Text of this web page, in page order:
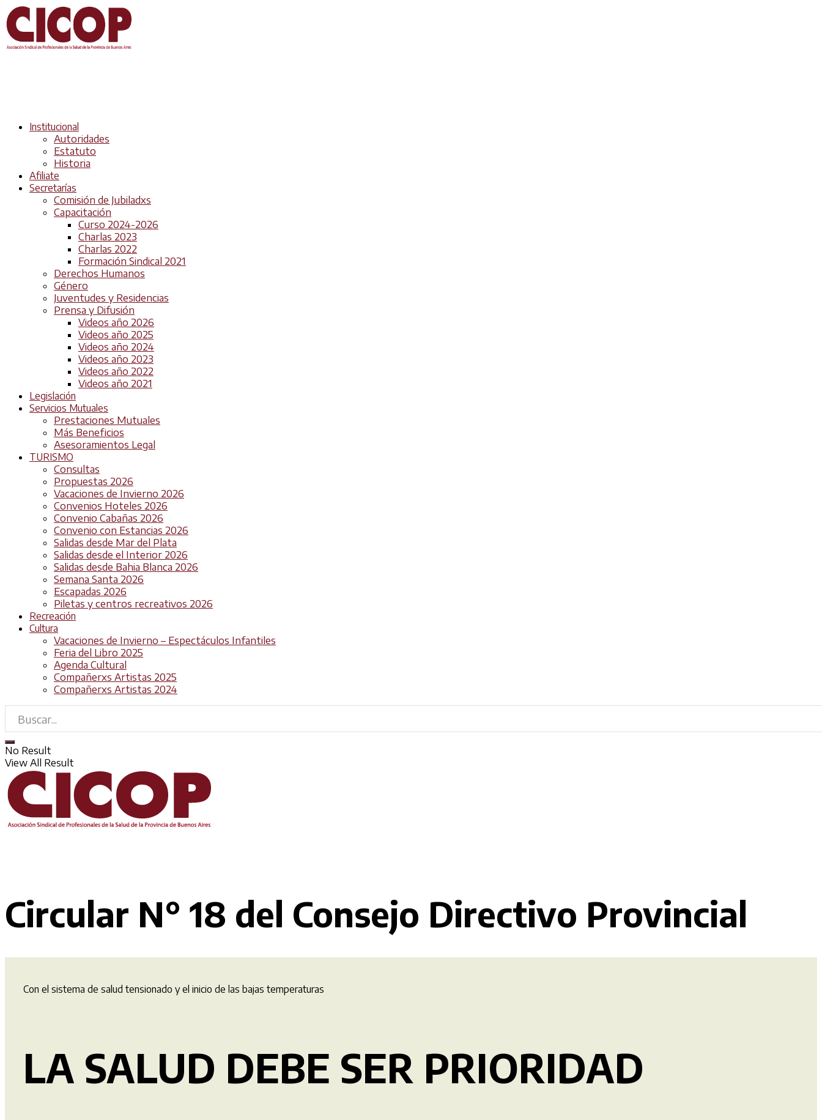
Institucional
Autoridades
Estatuto
Historia
Afiliate
Secretarías
Comisión de Jubiladxs
Capacitación
Curso 2024-2026
Charlas 2023
Charlas 2022
Formación Sindical 2021
Derechos Humanos
Género
Juventudes y Residencias
Prensa y Difusión
Videos año 2026
Videos año 2025
Videos año 2024
Videos año 2023
Videos año 2022
Videos año 2021
Legislación
Servicios Mutuales
Prestaciones Mutuales
Más Beneficios
Asesoramientos Legal
TURISMO
Consultas
Propuestas 2026
Vacaciones de Invierno 2026
Convenios Hoteles 2026
Convenio Cabañas 2026
Convenio con Estancias 2026
Salidas desde Mar del Plata
Salidas desde el Interior 2026
Salidas desde Bahia Blanca 2026
Semana Santa 2026
Escapadas 2026
Piletas y centros recreativos 2026
Recreación
Cultura
Vacaciones de Invierno – Espectáculos Infantiles
Feria del Libro 2025
Agenda Cultural
Compañerxs Artistas 2025
Compañerxs Artistas 2024
No Result
View All Result
Circular N° 18 del Consejo Directivo Provincial
Con el sistema de salud tensionado y el inicio de las bajas temperaturas
LA SALUD DEBE SER PRIORIDAD